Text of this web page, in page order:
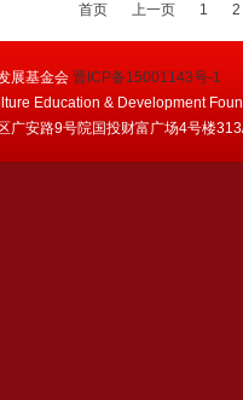
首页 上一页 1 2
展基金会 晋ICP备15001143号-1
Education & Development
广安路9号院国投财富广场4号楼